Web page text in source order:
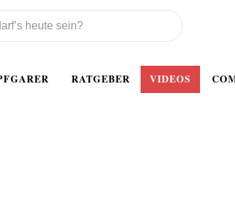
RATGEBER VIDEOS